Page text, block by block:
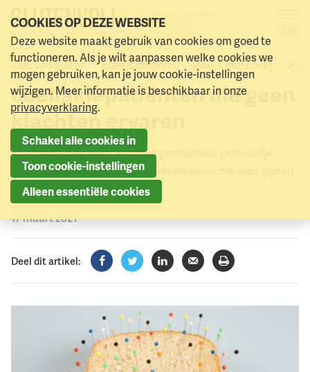
Naar menu Naar hoofdinhoud
Ziek van gluten Eten & drinken Jong & glutenvrij
Glutenvrije dieet misschien
niet genoeg voor sommige
coeliakiepatiënten die geen
klachten ervaren
Er is onderzoek gedaan of het gemiddelde glutenvrije
dieet altijd afdoende is om de immuunreactie door gluten
te voorkomen.
17 maart 2021
Deel dit artikel:
Facebook
TwitterLinkedInVerzenden
Printen
COOKIES OP DEZE WEBSITE
Deze website maakt gebruik van cookies om goed te
functioneren. Als je wilt aanpassen welke cookies we
mogen gebruiken, kan je jouw cookie-instellingen
wijzigen. Meer informatie is beschikbaar in onze
privacyverklaring.
Schakel alle cookies in
Toon cookie-instellingen
Alleen essentiële cookies